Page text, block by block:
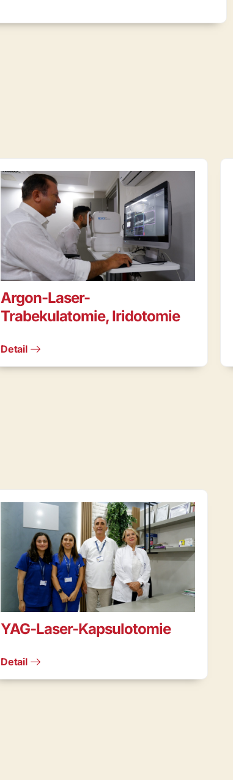
Argon-Laser-
Trabekulatomie, Iridotomie
Detail
YAG-Laser-Kapsulotomie
Detail